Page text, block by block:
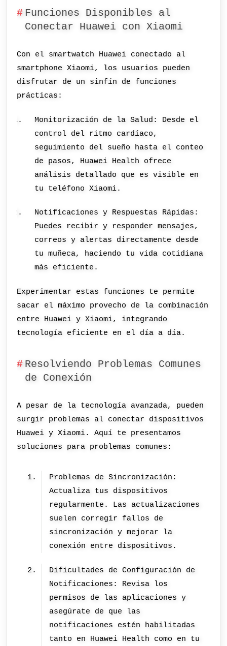
Funciones Disponibles al
Conectar Huawei con Xiaomi
Con el smartwatch Huawei conectado al
smartphone Xiaomi, los usuarios pueden
disfrutar de un sinfín de funciones
prácticas:
Monitorización de la Salud: Desde el
control del ritmo cardíaco,
seguimiento del sueño hasta el conteo
de pasos, Huawei Health ofrece
análisis detallado que es visible en
tu teléfono Xiaomi.
Notificaciones y Respuestas Rápidas:
Puedes recibir y responder mensajes,
correos y alertas directamente desde
tu muñeca, haciendo tu vida cotidiana
más eficiente.
Experimentar estas funciones te permite
sacar el máximo provecho de la combinación
entre Huawei y Xiaomi, integrando
tecnología eficiente en el día a día.
Resolviendo Problemas Comunes
de Conexión
A pesar de la tecnología avanzada, pueden
surgir problemas al conectar dispositivos
Huawei y Xiaomi. Aquí te presentamos
soluciones para problemas comunes:
Problemas de Sincronización:
Actualiza tus dispositivos
regularmente. Las actualizaciones
suelen corregir fallos de
sincronización y mejorar la
conexión entre dispositivos.
Dificultades de Configuración de
Notificaciones: Revisa los
permisos de las aplicaciones y
asegúrate de que las
notificaciones estén habilitadas
tanto en Huawei Health como en tu